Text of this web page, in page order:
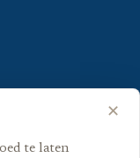
✕
te laten